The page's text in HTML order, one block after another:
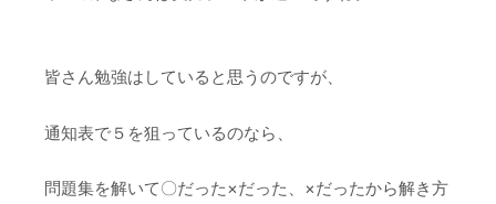
皆さん勉強はしていると思うのですが、
通知表で５を狙っているのなら、
問題集を解いて〇だった×だった、×だったから解き方